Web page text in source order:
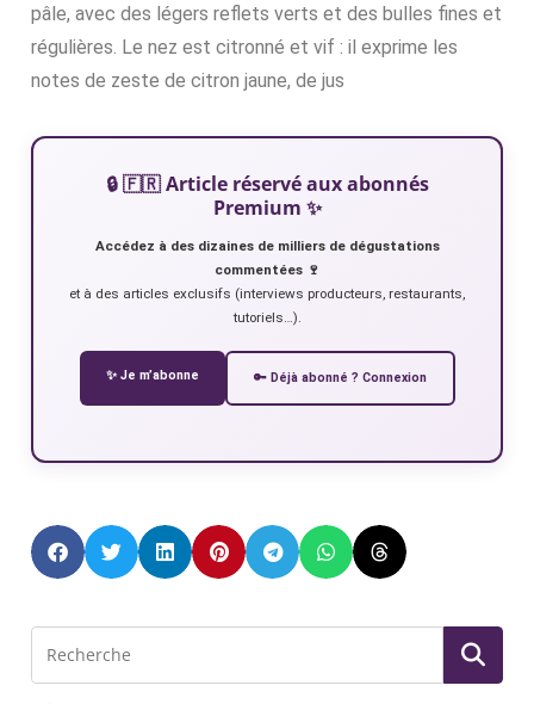
pâle, avec des légers reflets verts et des bulles fines et
régulières. Le nez est citronné et vif : il exprime les
notes de zeste de citron jaune, de jus
🔒 🇫🇷 Article réservé aux abonnés
Premium ✨
Accédez à des dizaines de milliers de dégustations
commentées 🍷
et à des articles exclusifs (interviews producteurs, restaurants,
tutoriels…).
✨ Je m’abonne 🔑 Déjà abonné ? Connexion